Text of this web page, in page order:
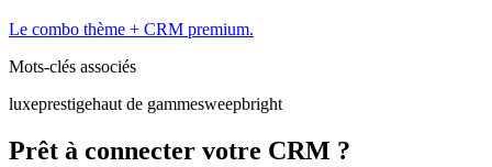
Le combo thème + CRM premium.
Mots-clés associés
luxeprestigehaut de gammesweepbright
Prêt à connecter votre CRM ?